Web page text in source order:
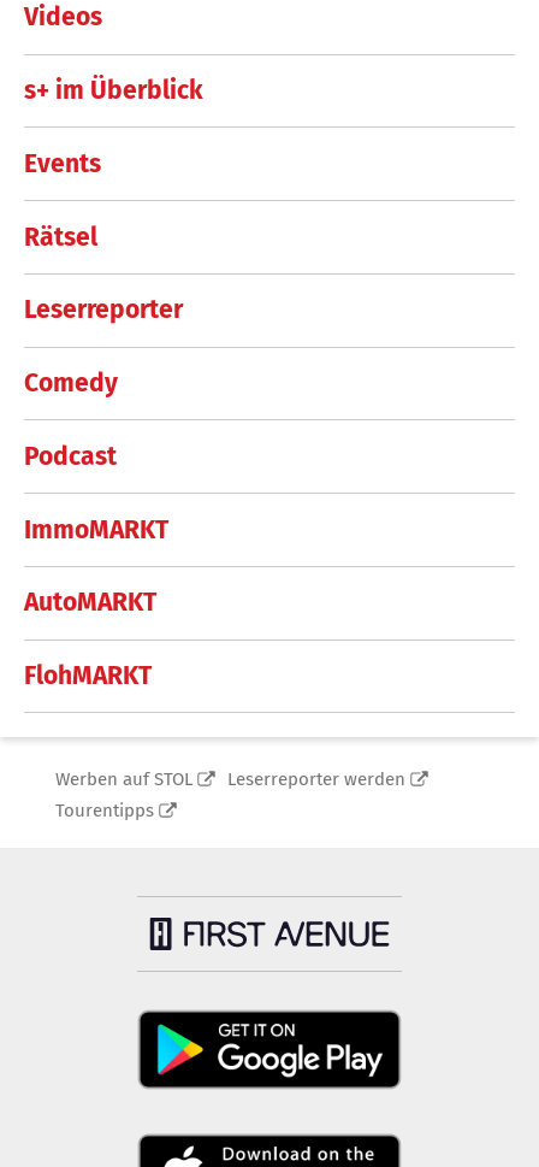
Videos
s+ im Überblick
Events
Rätsel
Leserreporter
Comedy
Podcast
ImmoMARKT
AutoMARKT
FlohMARKT
Werben auf STOL
Leserreporter werden
Tourentipps